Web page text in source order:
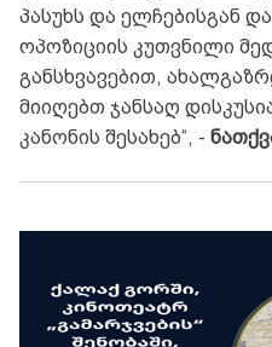
პასუხს და ელჩებისგან
ოპოზიციის კუთვნილი
განსხვავებით,
მიიღებთ ჯანსაღ
კანონის შესახებ“, -